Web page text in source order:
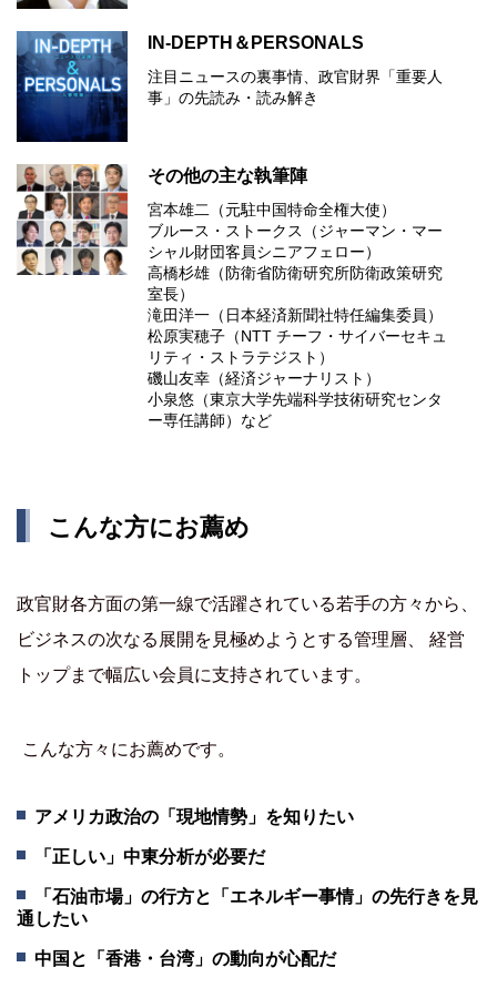
IN-DEPTH＆PERSONALS
注目ニュースの裏事情、政官財界「重要人
事」の先読み・読み解き
その他の主な執筆陣
宮本雄二（元駐中国特命全権大使）
ブルース・ストークス（ジャーマン・マー
シャル財団客員シニアフェロー）
高橋杉雄（防衛省防衛研究所防衛政策研究
室長）
滝田洋一（日本経済新聞社特任編集委員）
松原実穂子（NTT チーフ・サイバーセキュ
リティ・ストラテジスト）
磯山友幸（経済ジャーナリスト）
小泉悠（東京大学先端科学技術研究センタ
ー専任講師）など
こんな方にお薦め
政官財各方面の第一線で活躍されている若手の方々から、
ビジネスの次なる展開を見極めようとする管理層、 経営
トップまで幅広い会員に支持されています。
こんな方々にお薦めです。
アメリカ政治の「現地情勢」を知りたい
「正しい」中東分析が必要だ
「石油市場」の行方と「エネルギー事情」の先行きを見
通したい
中国と「香港・台湾」の動向が心配だ